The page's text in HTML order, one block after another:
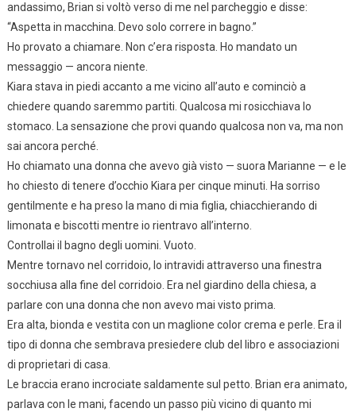
andassimo, Brian si voltò verso di me nel parcheggio e disse:
“Aspetta in macchina. Devo solo correre in bagno.”
Ho provato a chiamare. Non c’era risposta. Ho mandato un
messaggio — ancora niente.
Kiara stava in piedi accanto a me vicino all’auto e cominciò a
chiedere quando saremmo partiti. Qualcosa mi rosicchiava lo
stomaco. La sensazione che provi quando qualcosa non va, ma non
sai ancora perché.
Ho chiamato una donna che avevo già visto — suora Marianne — e le
ho chiesto di tenere d’occhio Kiara per cinque minuti. Ha sorriso
gentilmente e ha preso la mano di mia figlia, chiacchierando di
limonata e biscotti mentre io rientravo all’interno.
Controllai il bagno degli uomini. Vuoto.
Mentre tornavo nel corridoio, lo intravidi attraverso una finestra
socchiusa alla fine del corridoio. Era nel giardino della chiesa, a
parlare con una donna che non avevo mai visto prima.
Era alta, bionda e vestita con un maglione color crema e perle. Era il
tipo di donna che sembrava presiedere club del libro e associazioni
di proprietari di casa.
Le braccia erano incrociate saldamente sul petto. Brian era animato,
parlava con le mani, facendo un passo più vicino di quanto mi